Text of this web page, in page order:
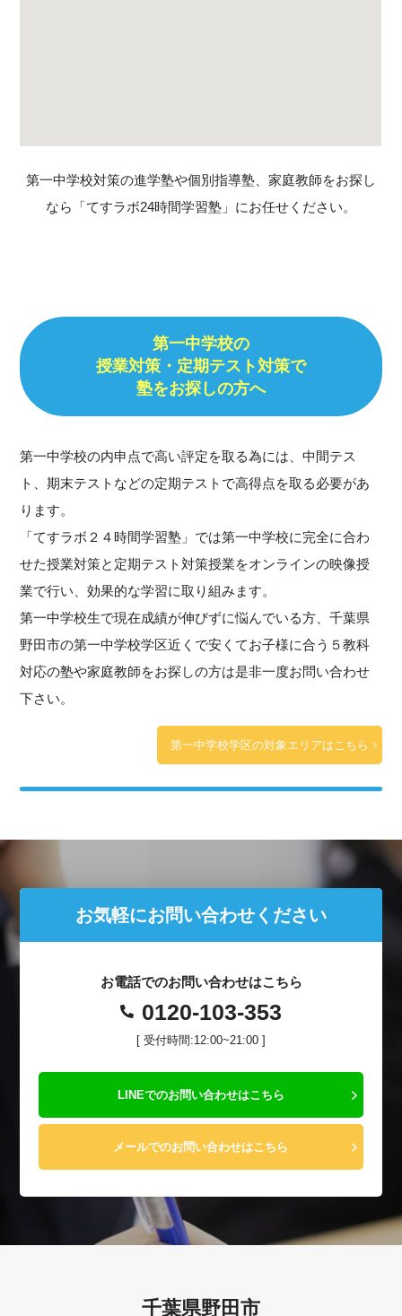
第一中学校対策の進学塾や個別指導塾、家庭教師をお探し
なら「てすラボ24時間学習塾」にお任せください。
第一中学校の
授業対策・定期テスト対策で
塾をお探しの方へ
第一中学校の内申点で高い評定を取る為には、中間テス
ト、期末テストなどの定期テストで高得点を取る必要があ
ります。
「てすラボ２４時間学習塾」では第一中学校に完全に合わ
せた授業対策と定期テスト対策授業をオンラインの映像授
業で行い、効果的な学習に取り組みます。
第一中学校生で現在成績が伸びずに悩んでいる方、千葉県
野田市の第一中学校学区近くで安くてお子様に合う５教科
対応の塾や家庭教師をお探しの方は是非一度お問い合わせ
下さい。
第一中学校学区の対象エリアはこちら
お気軽にお問い合わせください
お電話でのお問い合わせはこちら
0120-103-353
[ 受付時間:12:00~21:00 ]
LINEでのお問い合わせはこちら
メールでのお問い合わせはこちら
千葉県野田市